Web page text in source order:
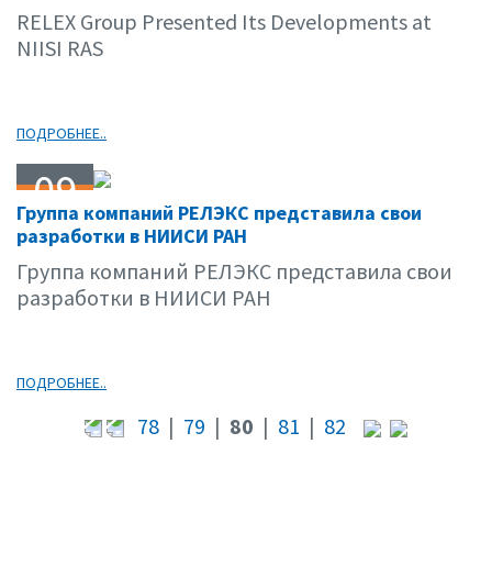
RELEX Group Presented Its Developments at
NIISI RAS
ПОДРОБНЕЕ..
09
02.09
Группа компаний РЕЛЭКС представила свои
разработки в НИИСИ РАН
Группа компаний РЕЛЭКС представила свои
разработки в НИИСИ РАН
ПОДРОБНЕЕ..
78 | 79 | 80 | 81 | 82